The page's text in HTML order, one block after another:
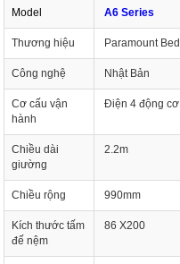
Model A6 Series
Thương hiệu Paramount Bed
Công nghệ Nhật Bản
Cơ cấu vận
hành
Điện 4 động cơ
Chiều dài
giường
2.2m
Chiều rộng 990mm
Kích thước tấm
đế nệm
86 X200